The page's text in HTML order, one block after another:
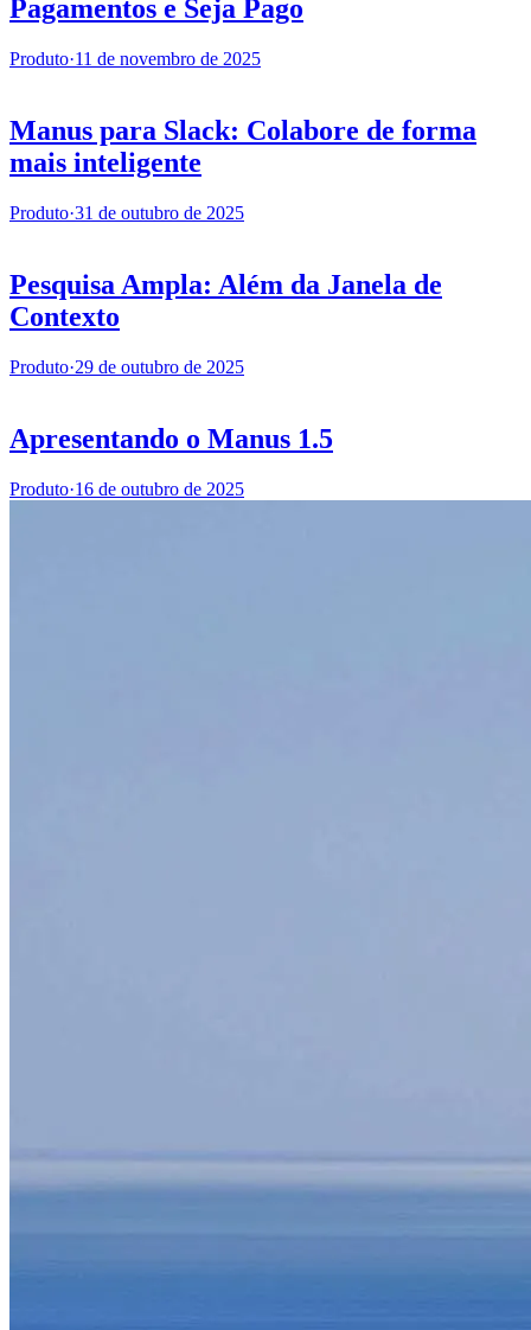
Pagamentos e Seja Pago
Produto·11 de novembro de 2025
Manus para Slack: Colabore de forma
mais inteligente
Produto·31 de outubro de 2025
Pesquisa Ampla: Além da Janela de
Contexto
Produto·29 de outubro de 2025
Apresentando o Manus 1.5
Produto·16 de outubro de 2025